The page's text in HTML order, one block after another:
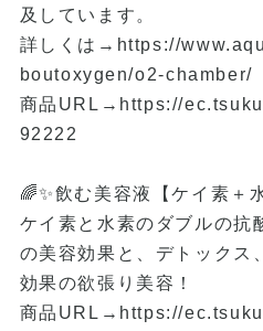
及しています。
詳しくは→ https://
boutoxygen/o2-chamber/
商品URL→ https://
92222
🌈✨飲む美容液【ケイ素＋
ケイ素と水素のダブルの抗
の美容効果と、デトックス
効果の欲張り美容！
商品URL→ https://